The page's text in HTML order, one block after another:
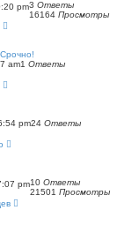
pm3 Ответы
16164 Просмотры
am1 Ответы
pm24 Ответы
pm10 Ответы
21501 Просмотры